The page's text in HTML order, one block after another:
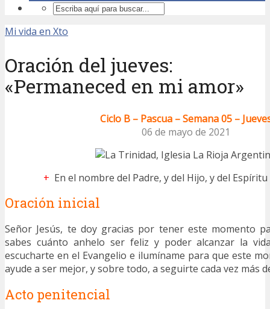
Mi vida en Xto
Oración del jueves:
«Permaneced en mi amor»
Ciclo B – Pascua – Semana 05 –
06 de mayo de 2021
+ En el nombre del Padre, y del Hijo, y del Espíritu
Oración inicial
Señor Jesús, te doy gracias por tener este momento
sabes cuánto anhelo ser feliz y poder alcanzar la
escucharte en el Evangelio e ilumíname para que este
ayude a ser mejor, y sobre todo, a seguirte cada vez más
Acto penitencial